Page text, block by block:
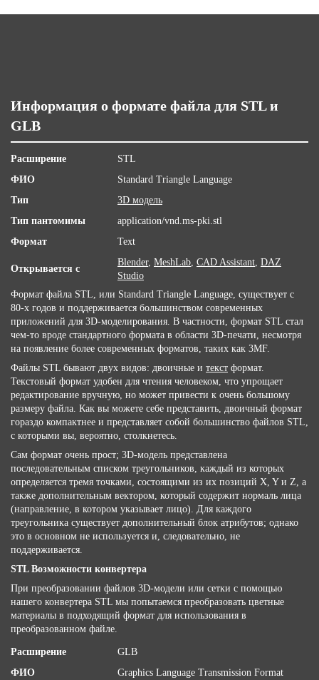
Информация о формате файла для STL и
GLB
Расширение
STL
ФИО
Standard Triangle Language
Тип
3D модель
Тип пантомимы
application/vnd.ms-pki.stl
Формат
Text
Открывается с
Blender, MeshLab, CAD Assistant, DAZ
Studio
Формат файла STL, или Standard Triangle Language, существует с
80-х годов и поддерживается большинством современных
приложений для 3D-моделирования. В частности, формат STL стал
чем-то вроде стандартного формата в области 3D-печати, несмотря
на появление более современных форматов, таких как 3MF.
Файлы STL бывают двух видов: двоичные и текст формат.
Текстовый формат удобен для чтения человеком, что упрощает
редактирование вручную, но может привести к очень большому
размеру файла. Как вы можете себе представить, двоичный формат
гораздо компактнее и представляет собой большинство файлов STL,
с которыми вы, вероятно, столкнетесь.
Сам формат очень прост; 3D-модель представлена ​​
последовательным списком треугольников, каждый из которых
определяется тремя точками, состоящими из их позиций X, Y и Z, а
также дополнительным вектором, который содержит нормаль лица
(направление, в котором указывает лицо). Для каждого
треугольника существует дополнительный блок атрибутов; однако
это в основном не используется и, следовательно, не
поддерживается.
STL Возможности конвертера
При преобразовании файлов 3D-модели или сетки с помощью
нашего конвертера STL мы попытаемся преобразовать цветные
материалы в подходящий формат для использования в
преобразованном файле.
Расширение
GLB
ФИО
Graphics Language Transmission Format